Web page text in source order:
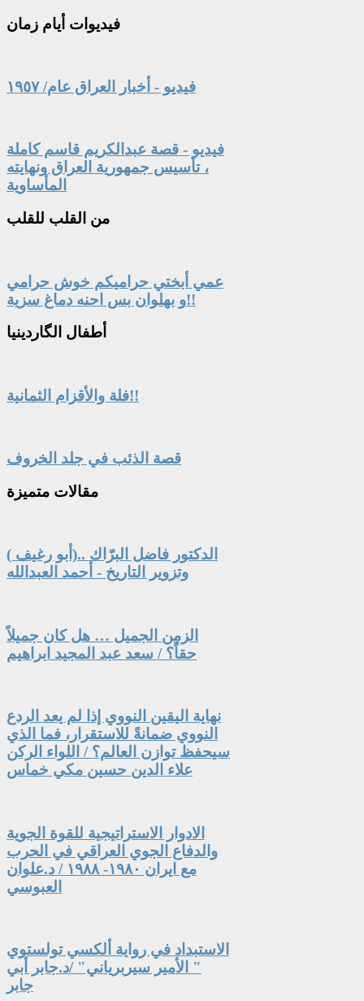
فيديوات أيام زمان
فيديو - أخبار العراق عام/ ١٩٥٧
فيديو - قصة عبدالكريم قاسم كاملة
، تأسيس جمهورية العراق ونهايته
المأساوية
من القلب للقلب
عمي أبختي حراميكم خوش حرامي
و بهلوان بس احنه دماغ سزية!!
أطفال الگاردينيا
فلة والأقزام الثمانية!!
قصة الذئب في جلد الخروف
مقالات متميزة
الدكتور فاضل البرّاك ..(أبو رغيف )
وتزوير التاريخ - أحمد العبدالله
الزمن الجميل … هل كان جميلاً
حقاً؟ / سعد عبد المجيد ابراهيم
نهاية اليقين النووي إذا لم يعد الردع
النووي ضمانةً للاستقرار، فما الذي
سيحفظ توازن العالم؟ / اللواء الركن
علاء الدين حسين مكي خماس
الادوار الاستراتيجية للقوة الجوية
والدفاع الجوي العراقي في الحرب
مع ايران ١٩٨٠- ١٩٨٨ / د.علوان
العبوسي
الاستبداد في رواية ألكسي تولستوي
" الأمير سيربرياني" /د.جابر أبي
جابر